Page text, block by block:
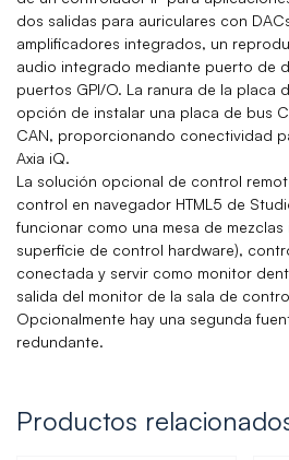
dos salidas para auriculares con
amplificadores integrados, un
audio integrado mediante puerto de
puertos GPI/O. La ranura de la placa
opción de instalar una placa de bus
CAN, proporcionando conectividad
Axia iQ.
La solución opcional de control
control en navegador HTML5 de
funcionar como una mesa de
superficie de control hardware),
conectada y servir como monitor
salida del monitor de la sala de
Opcionalmente hay una segunda
redundante.
Productos